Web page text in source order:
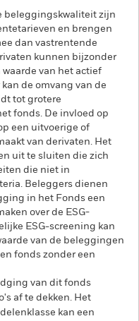
beleggingskwaliteit zijn
en brengen
dan vastrentende
kunnen bijzonder
van het actief
de omvang van de
tot grotere
fonds. De invloed op
een uitvoerige of
van derivaten. Het
uit te sluiten die zich
die niet in
Beleggers dienen
in het Fonds een
over de ESG-
ESG-screening kan
van de beleggingen
fonds zonder een
van dit fonds
af te dekken. Het
kan een